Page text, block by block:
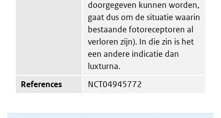
doorgegeven kunnen worden,
gaat dus om de situatie waarin
bestaande fotoreceptoren al
verloren zijn). In die zin is het
een andere indicatie dan
luxturna.
References
NCT04945772